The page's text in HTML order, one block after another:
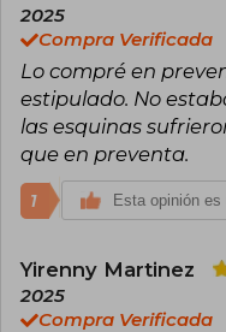
2025
Compra Verificada
Lo compré en
estipulado. No
las esquinas
que en preventa.
1 Esta opinión es
Yirenny Martinez
2025
Compra Verificada